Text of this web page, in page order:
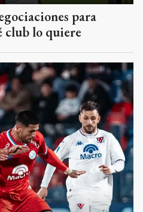
para
club lo quiere